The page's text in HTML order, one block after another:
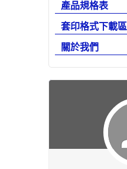
產品規格表
套印格式下載區
關於我們